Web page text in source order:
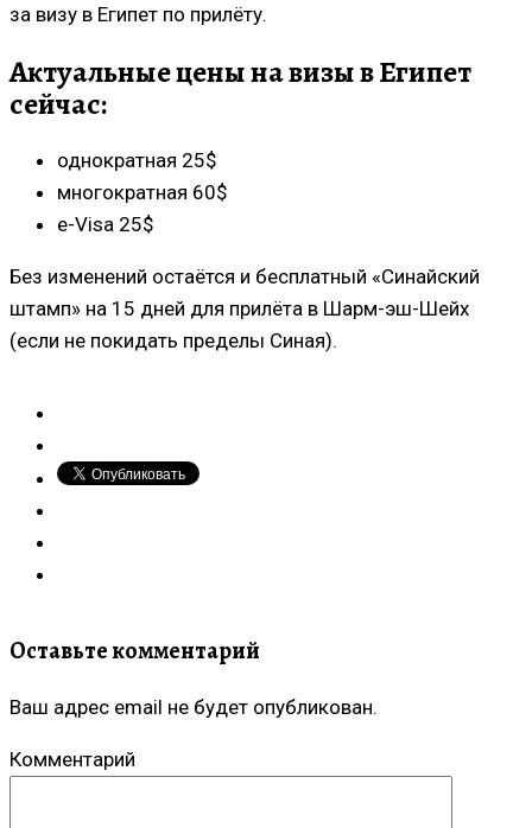
за визу в Египет по прилёту.
Актуальные цены на визы в Египет
сейчас:
однократная 25$
многократная 60$
e-Visa 25$
Без изменений остаётся и бесплатный «Синайский
штамп» на 15 дней для прилёта в Шарм-эш-Шейх
(если не покидать пределы Синая).
Оставьте комментарий
Ваш адрес email не будет опубликован.
Комментарий